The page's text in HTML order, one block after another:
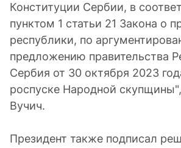
Конституции Сербии, в
пунктом 1 статьи 21 Закона о
республики, по
предложению правительства
Сербия от 30 октября 2023
роспуске Народной
Вучич.
Президент также подписал